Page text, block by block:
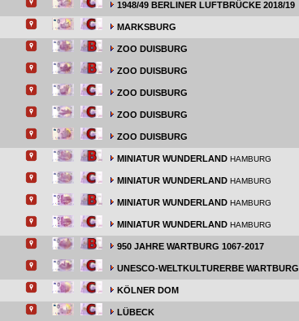
1948/49 BERLINER LUFTBRÜCKE 2018/19
MARKSBURG
ZOO DUISBURG
ZOO DUISBURG
ZOO DUISBURG
ZOO DUISBURG
ZOO DUISBURG
MINIATUR WUNDERLAND HAMBURG
MINIATUR WUNDERLAND HAMBURG
MINIATUR WUNDERLAND HAMBURG
MINIATUR WUNDERLAND HAMBURG
950 JAHRE WARTBURG 1067-2017
UNESCO-WELTKULTURERBE WARTBURG
KÖLNER DOM
LÜBECK